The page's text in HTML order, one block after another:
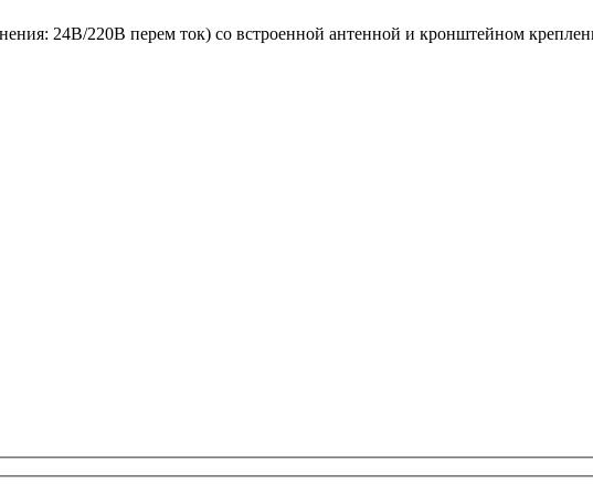
24В/220B перем ток) со встроенной антенной и кронштейном